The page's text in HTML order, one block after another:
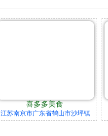
喜多多美食
江苏南京市广东省鹤山市沙坪镇